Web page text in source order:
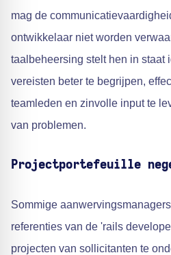
mag de
ontwikkelaar niet worden
taalbeheersing stelt hen in staat
vereisten beter te begrijpen,
teamleden en zinvolle input te
van problemen.
Projectportefeuille
Sommige
referenties van de 'rails
projecten van sollicitanten te